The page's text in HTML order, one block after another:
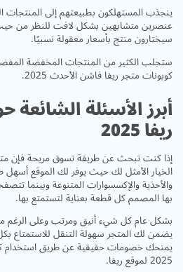
ينجذب المستهلكون بطبيعتهم إلى المنتجات
عنصرين متشابهين بشكل لافت للنظر من
سيختارون منتج بأسعار معقولة نسبيًا.
ستجلب الكثير من المنتجات المخفضة
كوبونات متجر ريفا فاشن الأحدث 2025.
أبرز الأسئلة
ريفا 2025
الخيار الأمثل لك حيث يوفر لك الموقع أسهل
والأحذية والإكسسوارات المتنوعة وبينما
بها المصمم كل قطعة بعناية لتستمتع بها.
بشكل عام كل شيء أنيق ومرتب وعلى الرغم
يضمن لك المتجر سهولة التنقل للاستمتاع
يمنحك خصومات حقيقية عن طريق استخدام
2025 لموقع ريفا.